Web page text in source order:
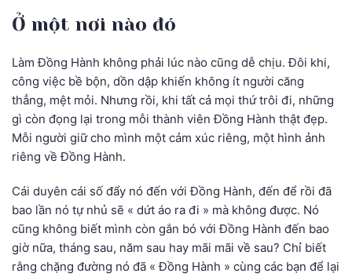
Ở một nơi nào đó
Làm Đồng Hành không phải lúc nào cũng dễ chịu. Đôi khi,
công việc bề bộn, dồn dập khiến không ít người căng
thẳng, mệt mỏi. Nhưng rồi, khi tất cả mọi thứ trôi đi, những
gì còn đọng lại trong mỗi thành viên Đồng Hành thật đẹp.
Mỗi người giữ cho mình một cảm xúc riêng, một hình ảnh
riêng về Đồng Hành.
Cái duyên cái số đẩy nó đến với Đồng Hành, đến để rồi đã
bao lần nó tự nhủ sẽ « dứt áo ra đi » mà không được. Nó
cũng không biết mình còn gắn bó với Đồng Hành đến bao
giờ nữa, tháng sau, năm sau hay mãi mãi về sau? Chỉ biết
rằng chặng đường nó đã « Đồng Hành » cùng các bạn để lại